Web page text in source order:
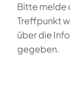
Bitte melde
Treffpunkt
über die
gegeben.